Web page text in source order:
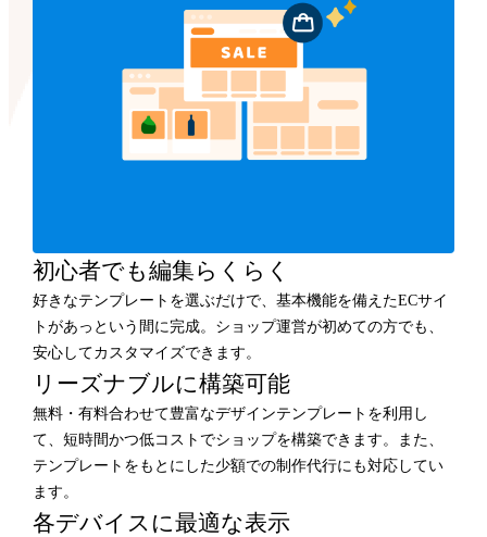
初心者でも編集らくらく
好きなテンプレートを選ぶだけで、基本機能を備えたECサイ
トがあっという間に完成。ショップ運営が初めての方でも、
安心してカスタマイズできます。
リーズナブルに構築可能
無料・有料合わせて豊富なデザインテンプレートを利用し
て、短時間かつ低コストでショップを構築できます。また、
テンプレートをもとにした少額での制作代行にも対応してい
ます。
各デバイスに最適な表示